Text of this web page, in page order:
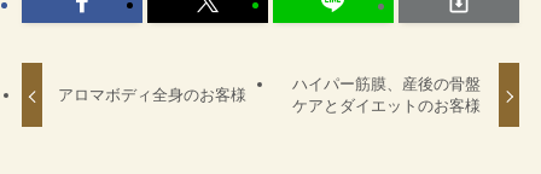
アロマボディ全身のお客様
ハイパー筋膜、産後の骨盤
ケアとダイエットのお客様